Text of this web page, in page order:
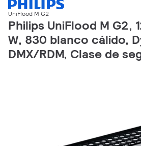
UniFlood M G2
Philips UniFlood M G2,
W, 830 blanco cálido,
DMX/RDM, Clase de